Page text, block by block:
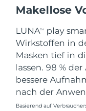
Makellose
LUNATM
play
Wirkstoffen in
Masken tief in
lassen. 98 %
bessere
nach der
Basierend auf
Vereinigte
Emirate
Vereinigtes
Königreich
Vereinigte
Usbekistan